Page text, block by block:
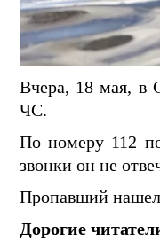
Вчера, 18 мая, в
ЧС.
По номеру 112
звонки он не
Пропавший
Дорогие